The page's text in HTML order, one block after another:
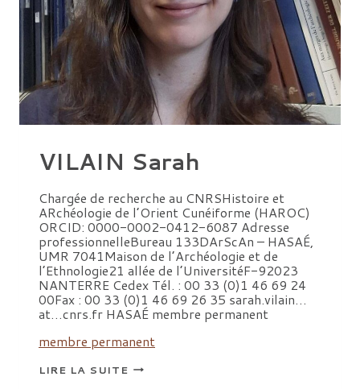
VILAIN Sarah
Chargée de recherche au CNRSHistoire et
ARchéologie de l’Orient Cunéiforme (HAROC)
ORCID: 0000-0002-0412-6087 Adresse
professionnelleBureau 133DArScAn – HASAÉ,
UMR 7041Maison de l’Archéologie et de
l’Ethnologie21 allée de l’UniversitéF-92023
NANTERRE Cedex Tél. : 00 33 (0)1 46 69 24
00Fax : 00 33 (0)1 46 69 26 35 sarah.vilain…
at…cnrs.fr HASAÉ membre permanent
membre permanent
LIRE LA SUITEVILAIN
SARAH